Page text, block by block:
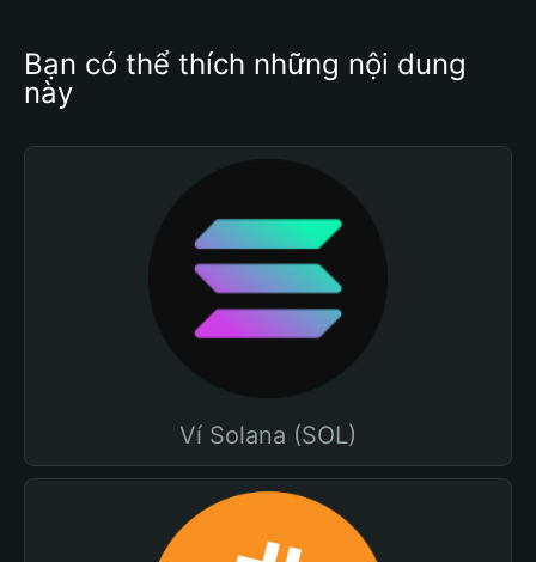
Bạn có thể thích những nội dung
này
Ví Solana (SOL)